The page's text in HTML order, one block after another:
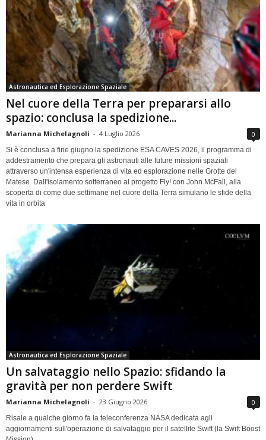
Astronautica ed Esplorazione Spaziale
Nel cuore della Terra per prepararsi allo
spazio: conclusa la spedizione...
Marianna Michelagnoli - 4 Luglio 2026 0
Si è conclusa a fine giugno la spedizione ESA CAVES 2026, il programma di
addestramento che prepara gli astronauti alle future missioni spaziali
attraverso un'intensa esperienza di vita ed esplorazione nelle Grotte del
Matese. Dall'isolamento sotterraneo al progetto Fly! con John McFall, alla
scoperta di come due settimane nel cuore della Terra simulano le sfide della
vita in orbita
Astronautica ed Esplorazione Spaziale
Un salvataggio nello Spazio: sfidando la
gravità per non perdere Swift
Marianna Michelagnoli - 23 Giugno 2026 0
Risale a qualche giorno fa la teleconferenza NASA dedicata agli
aggiornamenti sull'operazione di salvataggio per il satellite Swift (la Swift Boost